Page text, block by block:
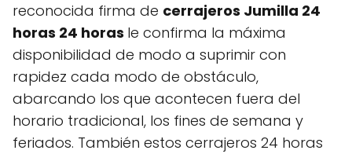
reconocida firma de cerrajeros Jumilla 24
horas 24 horas le confirma la máxima
disponibilidad de modo a suprimir con
rapidez cada modo de obstáculo,
abarcando los que acontecen fuera del
horario tradicional, los fines de semana y
feriados. También estos cerrajeros 24 horas